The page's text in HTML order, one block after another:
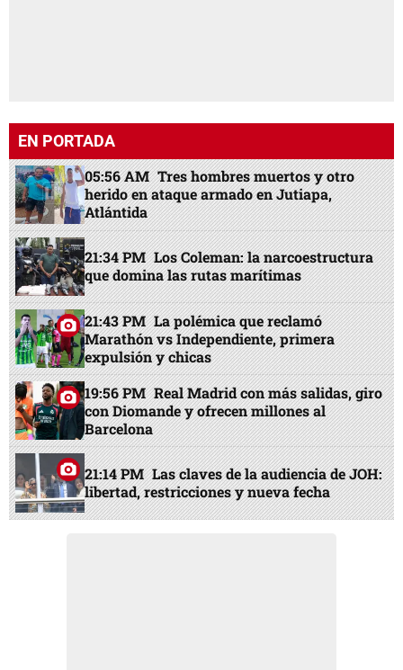
EN PORTADA
05:56 AM Tres hombres muertos y otro
herido en ataque armado en Jutiapa,
Atlántida
21:34 PM Los Coleman: la narcoestructura
que domina las rutas marítimas
21:43 PM La polémica que reclamó
Marathón vs Independiente, primera
expulsión y chicas
19:56 PM Real Madrid con más salidas, giro
con Diomande y ofrecen millones al
Barcelona
21:14 PM Las claves de la audiencia de JOH:
libertad, restricciones y nueva fecha